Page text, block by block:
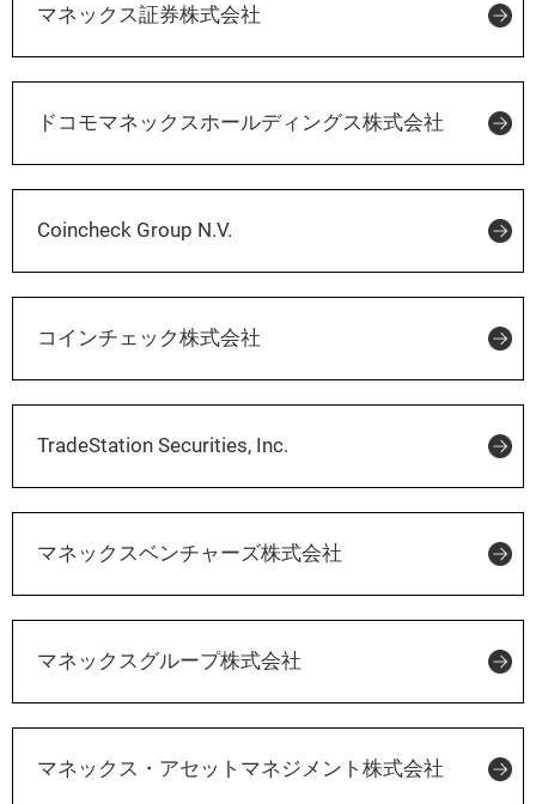
マネックス証券株式会社
ドコモマネックスホールディングス株式会社
Coincheck Group N.V.
コインチェック株式会社
TradeStation Securities, Inc.
マネックスベンチャーズ株式会社
マネックスグループ株式会社
マネックス・アセットマネジメント株式会社